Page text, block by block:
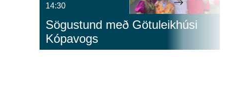
14:30
Sögustund með Götuleikhúsi
Kópavogs